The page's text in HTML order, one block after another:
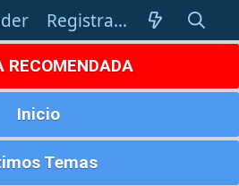
Registrarse
RECOMENDADA
Inicio
Temas